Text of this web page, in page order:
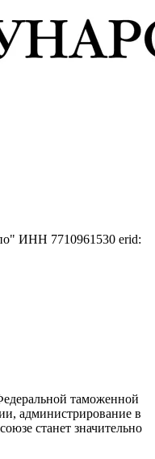
ИНН 7710961530 erid:
таможенной
администрирование в
станет значительно